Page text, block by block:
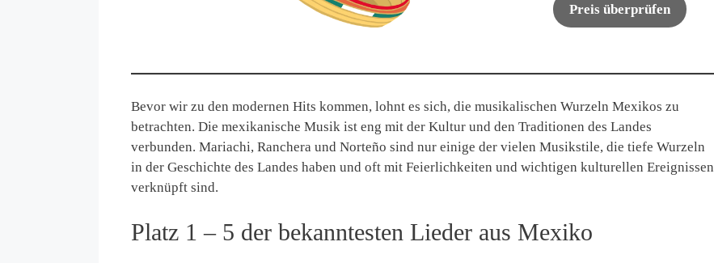
Preis überprüfen
Bevor wir zu den modernen Hits kommen, lohnt es sich, die musikalischen Wurzeln Mexikos zu
betrachten. Die mexikanische Musik ist eng mit der Kultur und den Traditionen des Landes
verbunden. Mariachi, Ranchera und Norteño sind nur einige der vielen Musikstile, die tiefe Wurzeln
in der Geschichte des Landes haben und oft mit Feierlichkeiten und wichtigen kulturellen Ereignissen
verknüpft sind.
Platz 1 – 5 der bekanntesten Lieder aus Mexiko